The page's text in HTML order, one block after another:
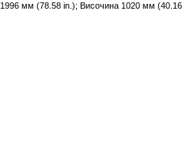
мм (78.58 in.); Височина 1020 мм (40.16